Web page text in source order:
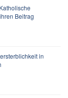
Beitrag
in